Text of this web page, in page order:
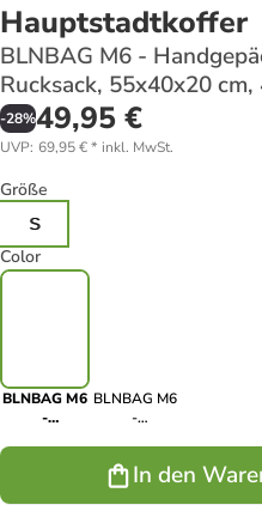
Hauptstadtkoffer
BLNBAG M6 -
Rucksack, 55x40x20
-28%49,95 €
UVP: 69,95 €* inkl. MwSt.
Größe
S
Color
BLNBAG M6
-
Bordgepäck-
BLNBAG M6
-
Rucksack,
55x40x20
In den